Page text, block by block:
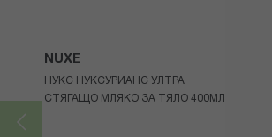
NUXE
НУКС НУКСУРИАНС УЛТРА
СТЯГАЩО МЛЯКО ЗА ТЯЛО 400МЛ